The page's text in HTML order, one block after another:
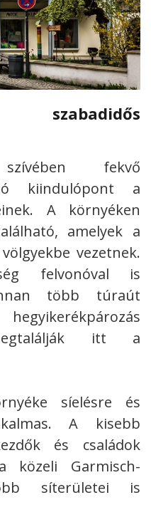
fekvő
kiindulópont a
A környéken
amelyek a
vezetnek.
felvonóval is
több túraút
itt a
síelésre és
A kisebb
és családok
közeli Garmisch-
síterületei is